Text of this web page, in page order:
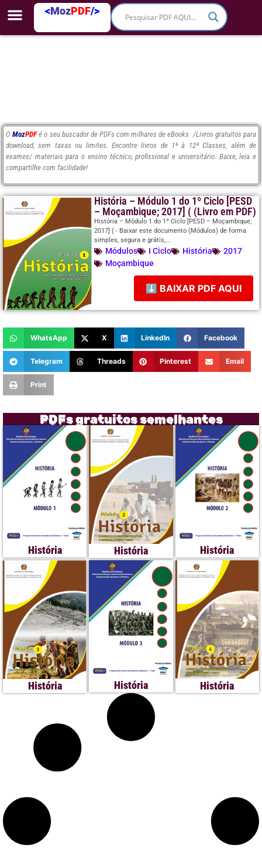
<MozPDF/>
OMozPDF é o seu buscador de PDFs com milhares de eBooks /Livros gratuitos para
download, sem taxas ou limites. Encontre livros de 1ª à 12ª Classes, além de
exames/ materiais para o ensino técnico, profissional e universitário. Baixe, leia e
compartilhe com facilidade!
História – Módulo 1 do 1º Ciclo [PESD
– Moçambique; 2017] ( (Livro em PDF)
História – Módulo 1 do 1º Ciclo [PESD – Moçambique;
2017] ( - Baixar este documento (Módulos) de forma
simples, segura e grátis,...
Módulos I Ciclo História
2017
Moçambique
⬇ BAIXAR PDF AQUI
WhatsApp X LinkedIn Facebook
Telegram Threads Pinterest Email
Print
PDFs gratuitos semelhantes
História História História
História História História